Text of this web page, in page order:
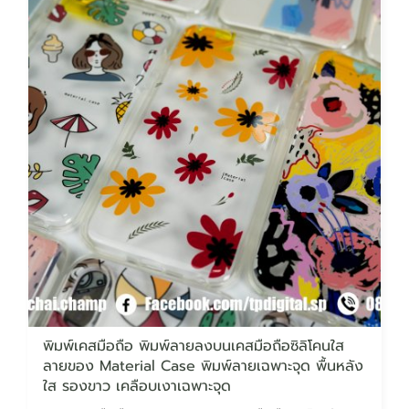
พิมพ์เคสมือถือ พิมพ์ลายลงบนเคสมือถือซิลิโคนใส
ลายของ Material Case พิมพ์ลายเฉพาะจุด พื้นหลัง
ใส รองขาว เคลือบเงาเฉพาะจุด